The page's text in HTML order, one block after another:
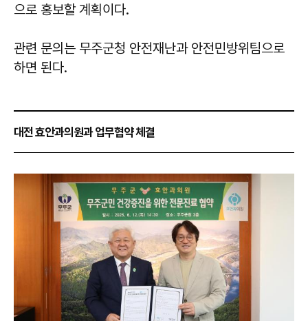
으로 홍보할 계획이다.
관련 문의는 무주군청 안전재난과 안전민방위팀으로
하면 된다.
대전 효안과의원과 업무협약 체결